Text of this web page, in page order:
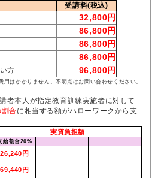
受講料(税込)
32,800円
86,800円
86,800円
86,800円
方 96,800円
用はかかりません。不明点はお問い合わせください。
者本人が指定教育訓練実施者に対して
合に相当する額がハローワークから支
実質負担額
給割合20%
26,240円
69,440円